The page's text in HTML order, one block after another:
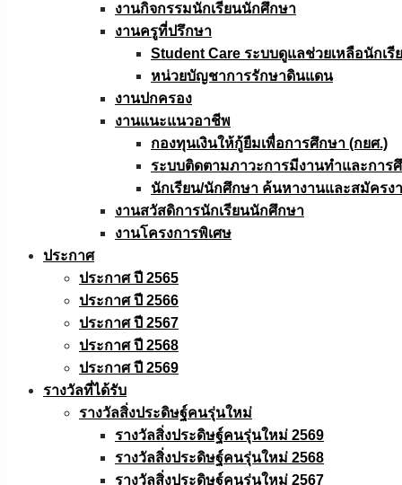
งานกิจกรรมนักเรียนนักศึกษา
งานครูที่ปรึกษา
Student Care ระบบดูแลช่วยเหลือนักเรี
หน่วยบัญชาการรักษาดินแดน
งานปกครอง
งานแนะแนวอาชีพ
กองทุนเงินให้กู้ยืมเพื่อการศึกษา (กยศ.)
ระบบติดตามภาวะการมีงานทำและการ
นักเรียน/นักศึกษา ค้นหางานและสมัครง
งานสวัสดิการนักเรียนนักศึกษา
งานโครงการพิเศษ
ประกาศ
ประกาศ ปี 2565
ประกาศ ปี 2566
ประกาศ ปี 2567
ประกาศ ปี 2568
ประกาศ ปี 2569
รางวัลที่ได้รับ
รางวัลสิ่งประดิษฐ์คนรุ่นใหม่
รางวัลสิ่งประดิษฐ์คนรุ่นใหม่ 2569
รางวัลสิ่งประดิษฐ์คนรุ่นใหม่ 2568
รางวัลสิ่งประดิษฐ์คนรุ่นใหม่ 2567